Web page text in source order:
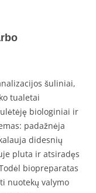
šuliniai,
tualetai
biologiniai ir
padažnėja
didesnių
pluta ir atsiradęs
biopreparatas
nuotekų valymo